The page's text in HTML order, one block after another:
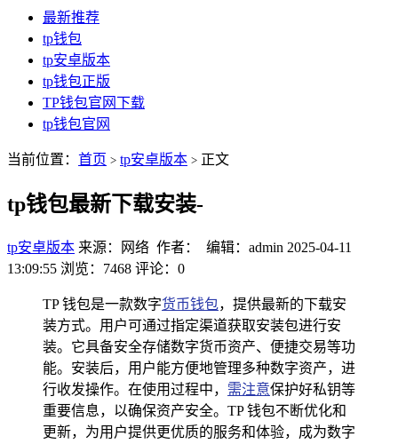
最新推荐
tp钱包
tp安卓版本
tp钱包正版
TP钱包官网下载
tp钱包官网
当前位置： 首页 > tp安卓版本 > 正文
tp钱包最新下载安装-
tp安卓版本 来源：网络 作者： 编辑：admin 2025-04-11
13:09:55 浏览：7468 评论：0
TP 钱包是一款数字货币钱包，提供最新的下载安
装方式。用户可通过指定渠道获取安装包进行安
装。它具备安全存储数字货币资产、便捷交易等功
能。安装后，用户能方便地管理多种数字资产，进
行收发操作。在使用过程中， 需注意保护好私钥等
重要信息，以确保资产安全。TP 钱包不断优化和
更新，为用户提供更优质的服务和体验，成为数字